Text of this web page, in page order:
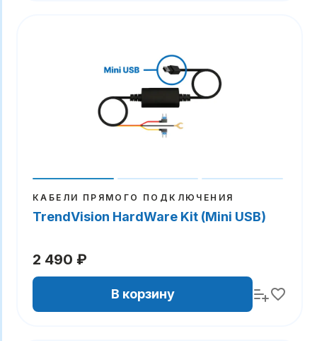
КАБЕЛИ ПРЯМОГО ПОДКЛЮЧЕНИЯ
TrendVision HardWare Kit (Mini USB)
2 490 ₽
В корзину